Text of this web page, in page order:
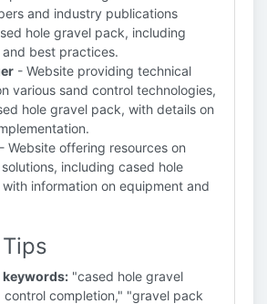
and industry publications
hole gravel pack, including
best practices.
- Website providing technical
various sand control technologies,
hole gravel pack, with details on
- Website offering resources on
including cased hole
information on equipment and
keywords: "cased hole gravel
control completion," "gravel pack